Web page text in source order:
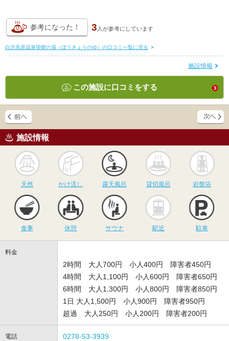
参考になった！ 3 人が参考にしています
白沢高原温泉望郷の湯（ぼうきょうのゆ）の口コミ一覧に戻る >
施設情報
この施設に口コミをする
施設情報
天然
かけ流し
かけ流し
露天風呂
露天風呂
貸切風呂
貸切風呂 岩盤浴
食事 休憩
サウナ
サウナ 駅近 駐車
料金
2時間 大人700円 小人400円 障害者450円
4時間 大人1,100円 小人600円 障害者650円
6時間 大人1,300円 小人800円 障害者850円
1日 大人1,500円 小人900円 障害者950円
超過 大人250円 小人200円 障害者200円
電話 0278-53-3939